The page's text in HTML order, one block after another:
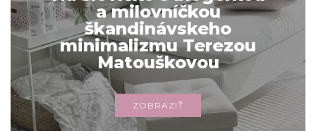
a milovníčkou
škandinávskeho
minimalizmu Terezou
Matouškovou
ZOBRAZIŤ